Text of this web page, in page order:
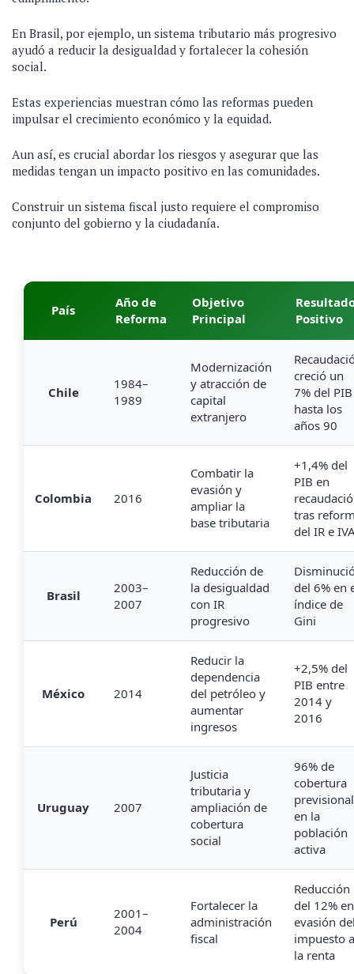
En Brasil, por ejemplo, un sistema tributario más progresivo
ayudó a reducir la desigualdad y fortalecer la cohesión
social.
Estas experiencias muestran cómo las reformas pueden
impulsar el crecimiento económico y la equidad.
Aun así, es crucial abordar los riesgos y asegurar que las
medidas tengan un impacto positivo en las comunidades.
Construir un sistema fiscal justo requiere el compromiso
conjunto del gobierno y la ciudadanía.
País
Año de
Reforma
Objetivo
Principal
Positivo
Chile
1984–
1989
Modernización
y atracción de
capital
extranjero
creció un
7% del PIB
hasta los
años 90
Colombia 2016
Combatir la
evasión y
ampliar la
base tributaria
+1,4% del
PIB en
tras
del IR e
Brasil
2003–
2007
Reducción de
la desigualdad
con IR
progresivo
del 6% en
índice de
Gini
México 2014
Reducir la
dependencia
del petróleo y
aumentar
ingresos
+2,5% del
PIB entre
2014 y
2016
Uruguay 2007
Justicia
tributaria y
ampliación de
cobertura
social
96% de
cobertura
previsional
en la
población
activa
Perú
2001–
2004
Fortalecer la
administración
fiscal
Reducción
del 12% en
evasión
impuesto a
la renta